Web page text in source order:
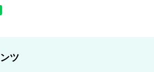
ツ